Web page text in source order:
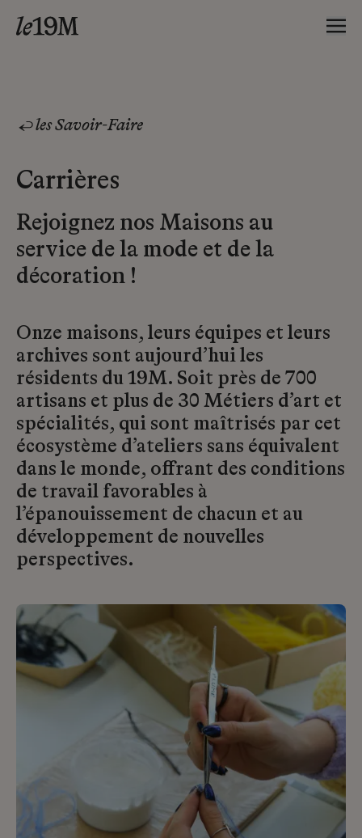
les Savoir-Faire
Carrières
Rejoignez nos Maisons au
service de la mode et de la
décoration !
Onze maisons, leurs équipes et leurs
archives sont aujourd’hui les
résidents du 19M. Soit près de 700
artisans et plus de 30 Métiers d’art et
spécialités, qui sont maîtrisés par cet
écosystème d’ateliers sans équivalent
dans le monde, offrant des conditions
de travail favorables à
l’épanouissement de chacun et au
développement de nouvelles
perspectives.